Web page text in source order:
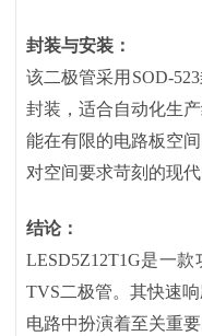
封装与安装：
该二极管采用 SOD-
封装，适合自动化生
能在有限的电路板空
对空间要求苛刻的现代
结论：
LESD5Z12T1G是一
TVS二极管。其快速
电路中扮演着至关重